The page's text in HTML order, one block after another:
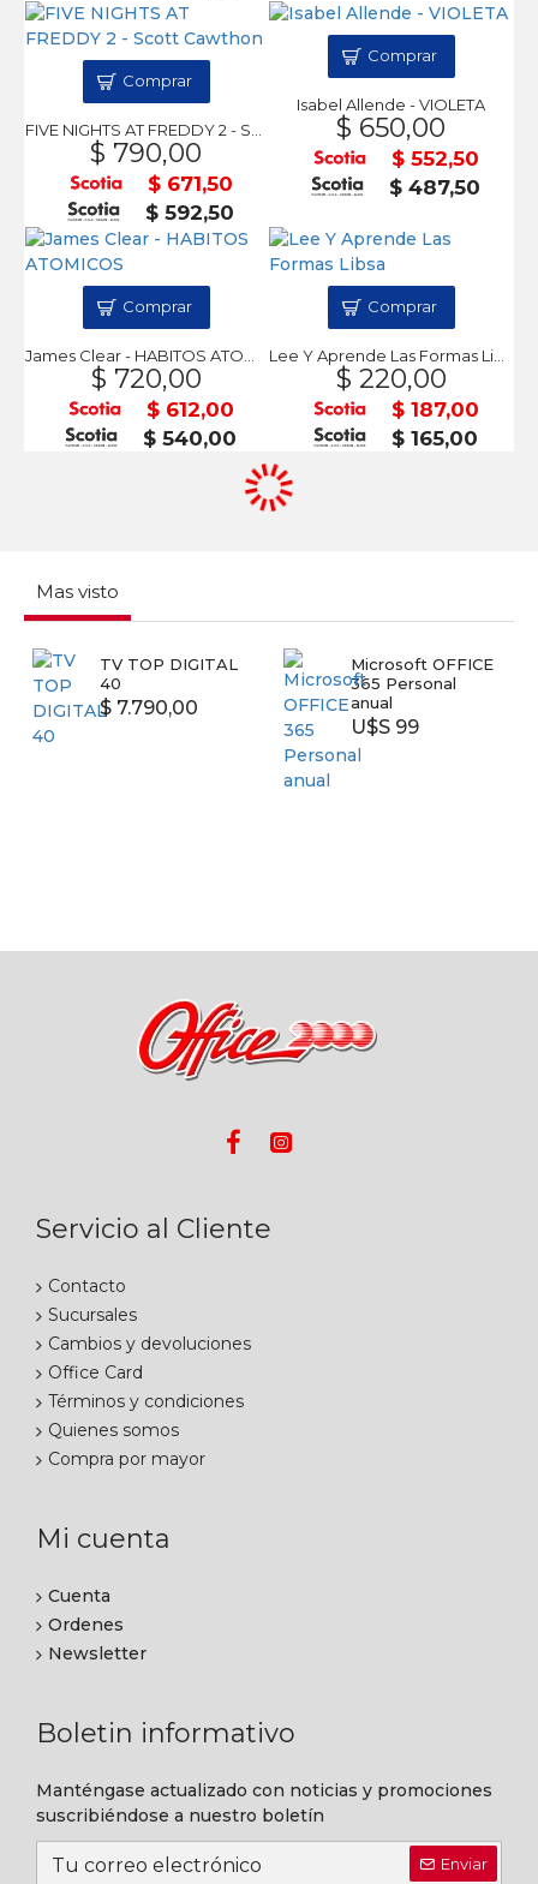
$ 790,00
$ 671,50
$ 592,50
Comprar
Isabel Allende - VIOLETA
$ 650,00
$ 552,50
$ 487,50
Comprar
$ 720,00
$ 612,00
$ 540,00
Comprar
$ 220,00
$ 187,00
$ 165,00
Comprar
Mas visto
TV TOP DIGITAL
40
$ 7.790,00
Microsoft OFFICE
365 Personal
anual
U$S 99
Servicio al Cliente
Contacto
Sucursales
Cambios y devoluciones
Office Card
Términos y condiciones
Quienes somos
Compra por mayor
Mi cuenta
Cuenta
Ordenes
Newsletter
Boletin informativo
Manténgase actualizado con noticias y promociones
suscribiéndose a nuestro boletín
Enviar